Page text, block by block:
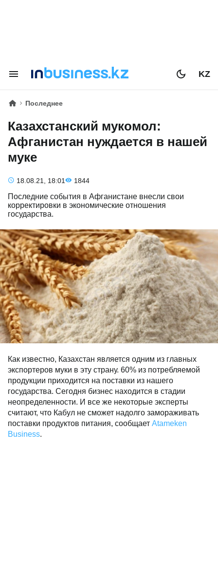
KZ
Последнее
Казахстанский мукомол:
Афганистан нуждается в нашей
муке
18.08.21, 18:01 1844
Последние события в Афганистане внесли свои
корректировки в экономические отношения
государства.
Как известно, Казахстан является одним из главных
экспортеров муки в эту страну. 60% из потребляемой
продукции приходится на поставки из нашего
государства. Сегодня бизнес находится в стадии
неопределенности. И все же некоторые эксперты
считают, что Кабул не сможет надолго замораживать
поставки продуктов питания, сообщает Atameken
Business.